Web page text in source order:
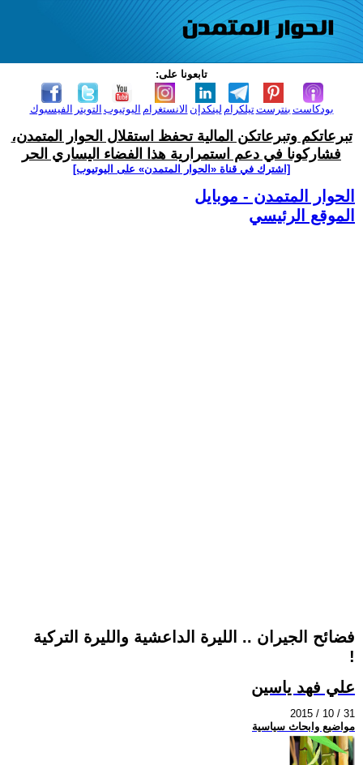
تابعونا على:
الفيسبوك التويتر اليوتيوب الانستغرام لينكدإن تيلكرامبنترست بودكاست
تبرعاتكم وتبرعاتكن المالية تحفظ استقلال الحوار المتمدن،
فشاركونا في دعم استمرارية هذا الفضاء اليساري الحر
[اشترك في قناة ‫«الحوار المتمدن» على اليوتيوب]
الحوار المتمدن - موبايل
الموقع الرئيسي
فضائح الجيران .. الليرة الداعشية والليرة التركية
!
علي فهد ياسين
2015 / 10 / 31
مواضيع وابحاث سياسية